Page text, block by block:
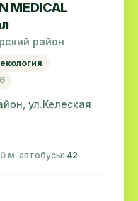
MEDICAL
район
ул.Келеская
м· автобусы: 42